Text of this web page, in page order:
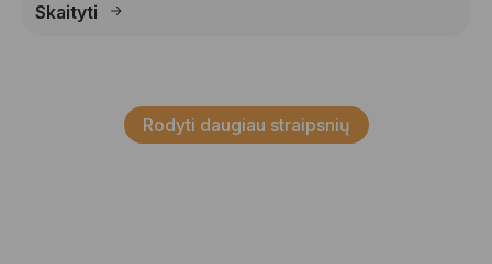
Skaityti
Rodyti daugiau straipsnių